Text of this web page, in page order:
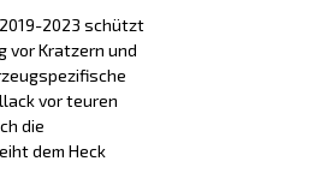
2023 schützt
vor Kratzern und
vor teuren
die
dem Heck